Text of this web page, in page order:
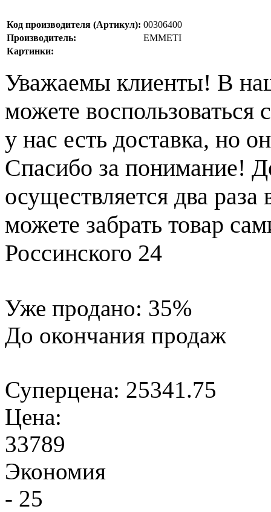
Код производителя (Артикул): 00306400
Производитель:
EMMETI
Картинки:
Уважаемы клиенты! В
можете воспользоваться
у нас есть доставка, но
Спасибо за понимание!
осуществляется два
можете забрать товар
Россинского 24
Уже продано: 35%
До окончания продаж
Суперцена: 25341.75
Цена:
33789
Экономия
- 25